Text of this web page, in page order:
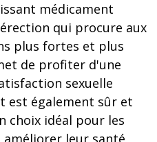
médicament
qui procure aux
plus fortes et plus
de profiter d'une
sexuelle
est également sûr et
choix idéal pour les
leur santé